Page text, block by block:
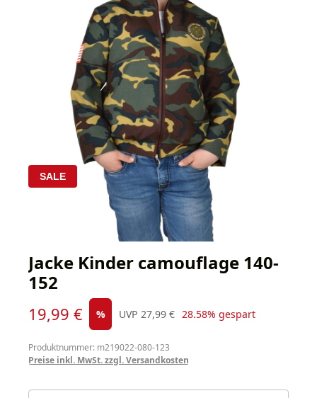
SALE
Jacke Kinder camouflage 140-
152
Verkaufspreis:
19,99 € % UVP
Regulärer Preis:
27,99 € 28.58% gespart
Produktnummer: m219022-080-123
Preise inkl. MwSt. zzgl. Versandkosten